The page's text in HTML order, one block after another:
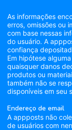
As informações
erros, omissões ou
com base nessas
do usuário. A
confiança
Em hipótese
quaisquer danos
produtos ou
também não se
disponíveis em seu
Endereço de email
A appposts não
de usuários com